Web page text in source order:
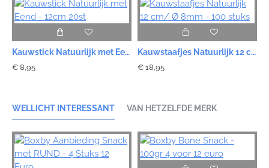
Kauwstick Natuurlijk met Eend - 12cm 20st
€ 8,95
Kauwstaafjes Natuurlijk 12 cm/ Ø 8mm - 100 stuks
€ 18,95
WELLICHT INTERESSANT VAN HETZELFDE MERK